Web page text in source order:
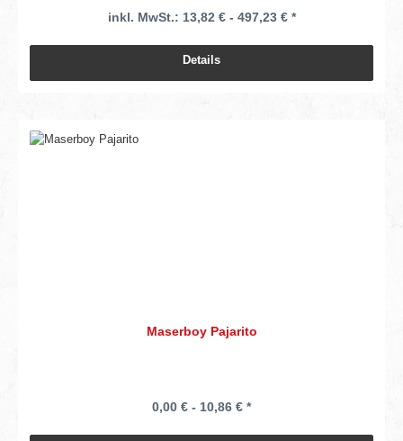
inkl. MwSt.: 13,82 € - 497,23 € *
Details
Maserboy Pajarito
0,00 € - 10,86 € *